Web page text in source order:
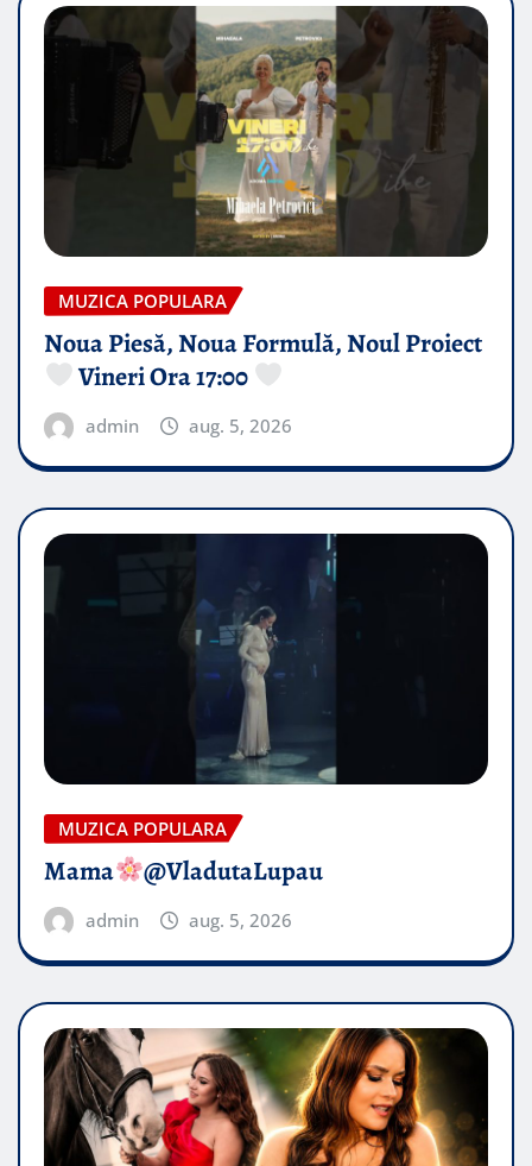
MUZICA POPULARA
Noua Piesă, Noua Formulă, Noul Proiect
Vineri Ora 17:00
admin aug. 5, 2026
MUZICA POPULARA
Mama @VladutaLupau
admin aug. 5, 2026